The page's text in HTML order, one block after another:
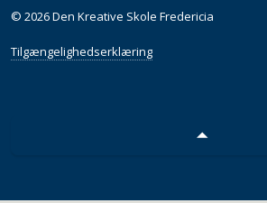
© 2026 Den Kreative Skole Fredericia
Tilgængelighedserklæring